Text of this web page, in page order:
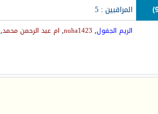
المراقبين : 5
الريم الجفول,
nuha1423
, ام عبد الرحمن محمد,